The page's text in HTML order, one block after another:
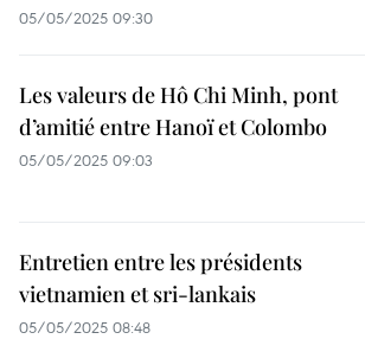
05/05/2025 09:30
Les valeurs de Hô Chi Minh, pont
d’amitié entre Hanoï et Colombo
05/05/2025 09:03
Entretien entre les présidents
vietnamien et sri-lankais
05/05/2025 08:48